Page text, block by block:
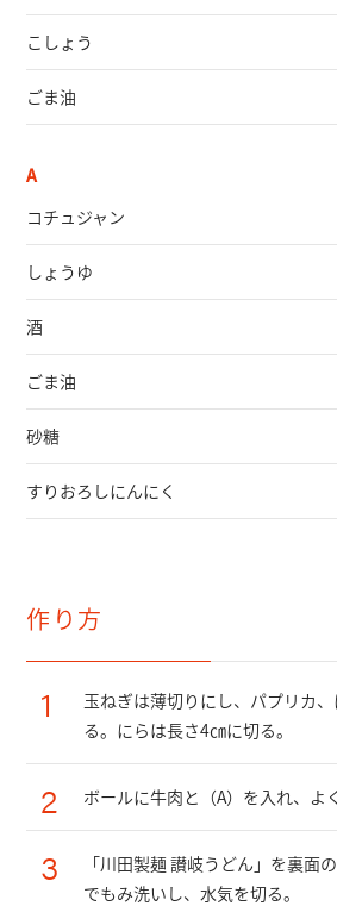
こしょう
ごま油
A
コチュジャン
しょうゆ
酒
ごま油
砂糖
すりおろしにんにく
作り方
1
玉ねぎは薄切りにし、パプリカ
る。にらは長さ4㎝に切る。
2 ボールに牛肉と（A）を入れ、よ
3
「川田製麺 讃岐うどん」を裏面
でもみ洗いし、水気を切る。